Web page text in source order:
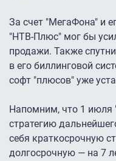
За счет "МегаФона" и
"НТВ-Плюс" мог бы
продажи. Также
в его биллинговой
софт "плюсов" уже
Напомним, что 1 июля
стратегию
себя краткосрочную
долгосрочную — на 7